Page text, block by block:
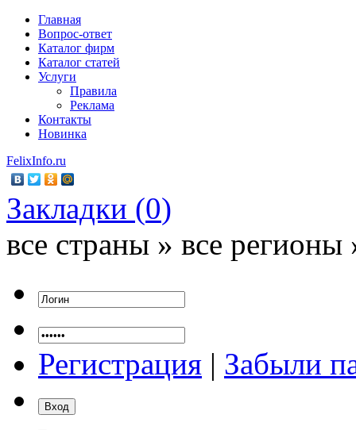
Главная
Вопрос-ответ
Каталог фирм
Каталог статей
Услуги
Правила
Реклама
Контакты
Новинка
FelixInfo.ru
Закладки (0)
все страны » все регионы
Регистрация | Забыли